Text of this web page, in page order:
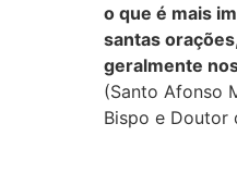
o que é mais
santas
geralmente
(Santo Afonso
Bispo e Doutor